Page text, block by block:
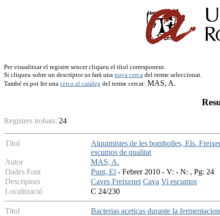
Per visualitzar el registre sencer cliqueu el títol corresponent.
Si cliqueu sobre un descriptor us farà una nova cerca del terme seleccionat.
També es pot fer una cerca al catàleg del terme cercat: MAS, A.
Registres trobats: 24
Títol
Alquimistes de les bombolles, Els.
escumos de qualitat
Autor
MAS, A.
Dades Font
Punt, El - Febrer 2010 - V: - N: , Pg: 24
Descriptors
Caves Freixenet Cava Vi escumos
Localització
C 24/230
Títol
Bacterias aceticas durante la